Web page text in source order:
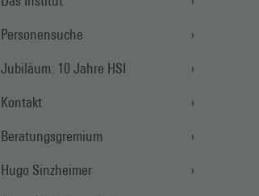
Personensuche
Jubiläum: 10 Jahre HSI
Kontakt
Beratungsgremium
Hugo Sinzheimer